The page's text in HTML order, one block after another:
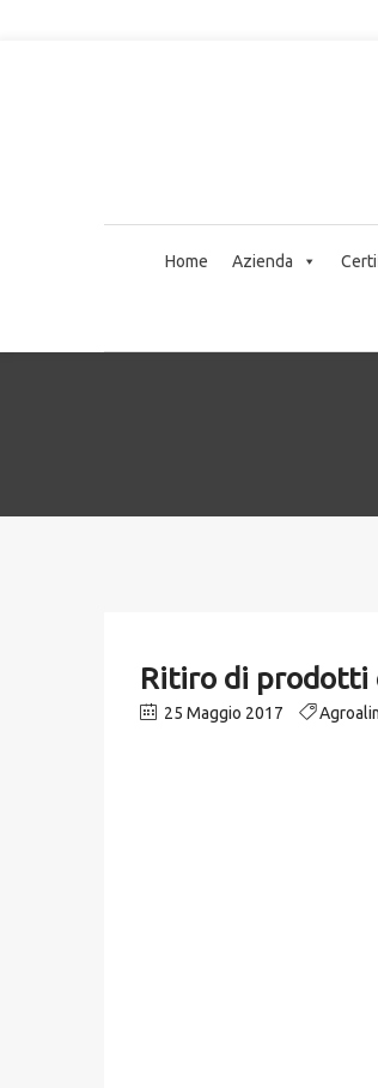
Home Azienda
Ritiro di prodotti
25 Maggio 2017